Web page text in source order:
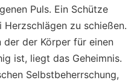
Puls. Ein Schütze
zu schießen.
der der Körper für einen
ist, liegt das Geheimnis.
Selbstbeherrschung,